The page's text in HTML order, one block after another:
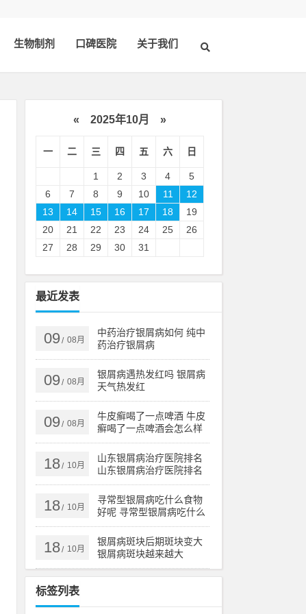
生物制剂 口碑医院 关于我们
« 2025年10月 »
一 二 三 四 五 六 日
1 2 3 4
5
6
7 8 9 10 11
12
13
14 15 16 17 18
19
20
21 22 23 24 25
26
27
28 29 30 31
最近发表
09/ 08月
中药治疗银屑病如何 纯中
药治疗银屑病
09/ 08月
银屑病遇热发红吗 银屑病
天气热发红
09/ 08月
牛皮癣喝了一点啤酒 牛皮
癣喝了一点啤酒会怎么样
18/ 10月
山东银屑病治疗医院排名
山东银屑病治疗医院排名
榜
18/ 10月
寻常型银屑病吃什么食物
好呢 寻常型银屑病吃什么
药效果好
18/ 10月
银屑病斑块后期斑块变大
银屑病斑块越来越大
标签列表